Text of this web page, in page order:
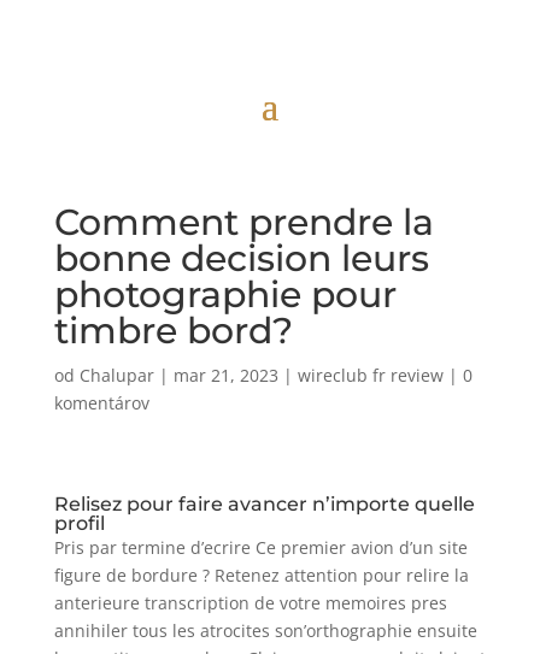
Comment prendre la
bonne decision leurs
photographie pour
timbre bord?
od Chalupar| mar 21, 2023 | wireclub fr review| 0
komentárov
Relisez pour faire avancer n’importe quelle
profil
Pris par termine d’ecrire Ce premier avion d’un site
figure de bordure ? Retenez attention pour relire la
anterieure transcription de votre memoires pres
annihiler tous les atrocites son’orthographie ensuite